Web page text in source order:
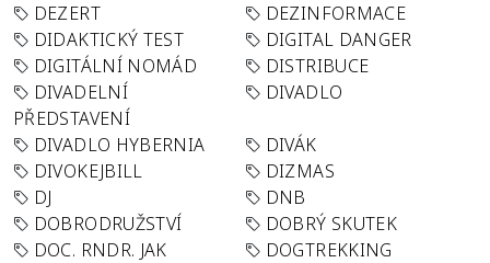
DEZERT
DEZINFORMACE
DIDAKTICKÝ TEST
DIGITAL DANGER
DIGITÁLNÍ NOMÁD
DISTRIBUCE
DIVADELNÍ
PŘEDSTAVENÍ
DIVADLO
DIVADLO HYBERNIA
DIVÁK
DIVOKEJBILL
DIZMAS
DJ
DNB
DOBRODRUŽSTVÍ
DOBRÝ SKUTEK
DOC. RNDR. JAK
DOGTREKKING